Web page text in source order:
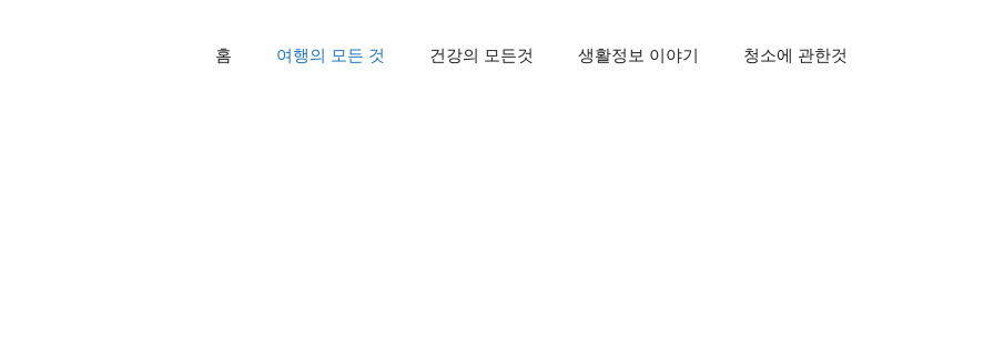
홈 여행의 모든 것 건강의 모든것 생활정보 이야기 청소에 관한것